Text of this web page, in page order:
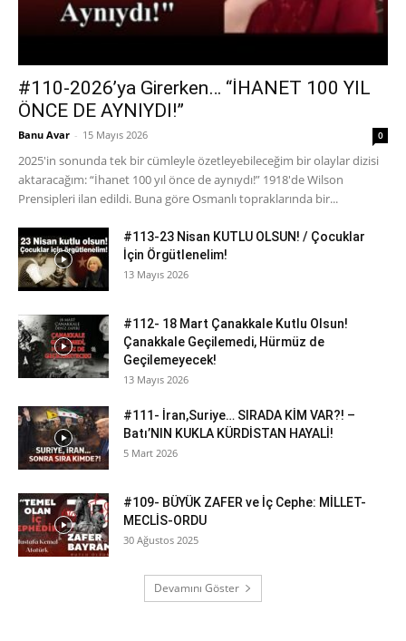
#110-2026’ya Girerken… “İHANET 100 YIL
ÖNCE DE AYNIYDI!”
Banu Avar - 15 Mayıs 2026 0
2025'in sonunda tek bir cümleyle özetleyebileceğim bir olaylar dizisi
aktaracağım: “İhanet 100 yıl önce de aynıydı!” 1918'de Wilson
Prensipleri ilan edildi. Buna göre Osmanlı topraklarında bir...
#113-23 Nisan KUTLU OLSUN! / Çocuklar
İçin Örgütlenelim!
13 Mayıs 2026
#112- 18 Mart Çanakkale Kutlu Olsun!
Çanakkale Geçilemedi, Hürmüz de
Geçilemeyecek!
13 Mayıs 2026
#111- İran,Suriye… SIRADA KİM VAR?! –
Batı’NIN KUKLA KÜRDİSTAN HAYALİ!
5 Mart 2026
#109- BÜYÜK ZAFER ve İç Cephe: MİLLET-
MECLİS-ORDU
30 Ağustos 2025
Devamını Göster